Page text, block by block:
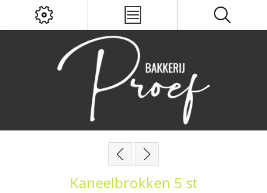
Kaneelbrokken 5 st